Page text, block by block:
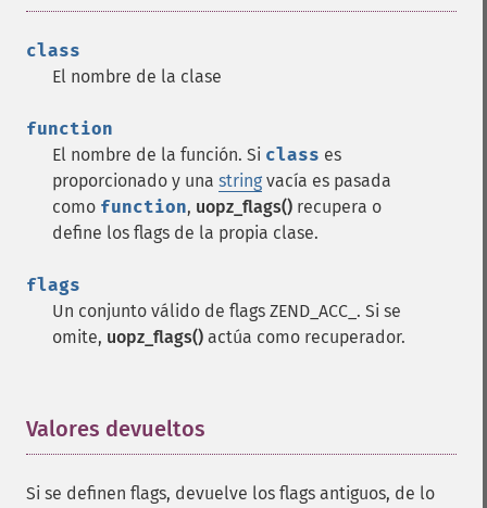
class
El nombre de la clase
function
El nombre de la función. Si class es
proporcionado y una string vacía es pasada
como function, uopz_flags() recupera o
define los flags de la propia clase.
flags
Un conjunto válido de flags ZEND_ACC_. Si se
omite, uopz_flags() actúa como recuperador.
Valores devueltos
Si se definen flags, devuelve los flags antiguos, de lo